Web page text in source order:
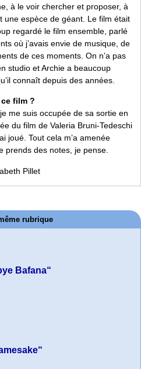
à le voir chercher et proposer, à
une espèce de géant. Le film était
regardé le film ensemble, parlé
où j’avais envie de musique, de
de ces moments. On n’a pas
studio et Archie a beaucoup
connaît depuis des années.
film ?
me suis occupée de sa sortie en
du film de Valeria Bruni-Tedeschi
joué. Tout cela m’a amenée
prends des notes, je pense.
Pillet
rubrique
Bafana“